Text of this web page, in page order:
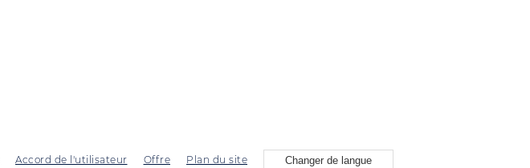
Accord de l'utilisateur Offre Plan du site Changer de langue